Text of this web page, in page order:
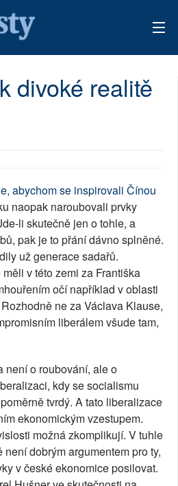
divoké realitě
abychom se inspirovali Čínou
naopak naroubovali prvky
li skutečně jen o tohle, a
pak je to přání dávno splněné.
už generace sadařů.
v této zemi za Františka
očí například v oblasti
ne za Václava Klause,
liberálem všude tam,
není o roubování, ale o
kdy se socialismu
tvrdý. A tato liberalizace
ekonomickým vzestupem.
možná zkomplikují. V tuhle
dobrým argumentem pro ty,
v české ekonomice posilovat.